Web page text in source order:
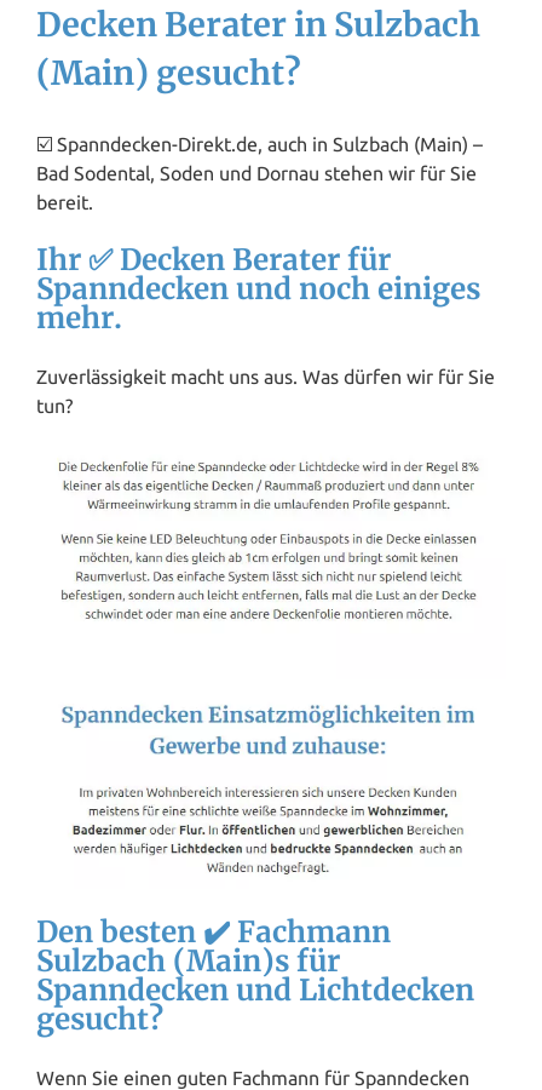
Decken Berater in Sulzbach
(Main) gesucht?
☑️ Spanndecken-Direkt.de, auch in Sulzbach (Main) –
Bad Sodental, Soden und Dornau stehen wir für Sie
bereit.
Ihr ✅ Decken Berater für
Spanndecken und noch einiges
mehr.
Zuverlässigkeit macht uns aus. Was dürfen wir für Sie
tun?
Den besten ✔️ Fachmann
Sulzbach (Main)s für
Spanndecken und Lichtdecken
gesucht?
Wenn Sie einen guten Fachmann für Spanndecken